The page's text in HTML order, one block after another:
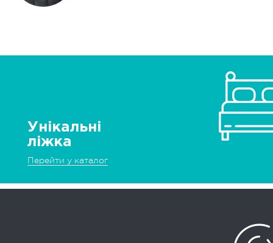
Унікальні
ліжка
Перейти у каталог